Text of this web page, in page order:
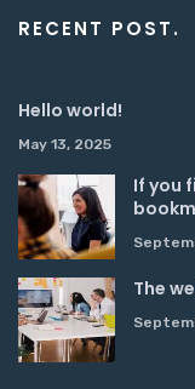
RECENT POST.
Hello world!
May 13, 2025
If you
The